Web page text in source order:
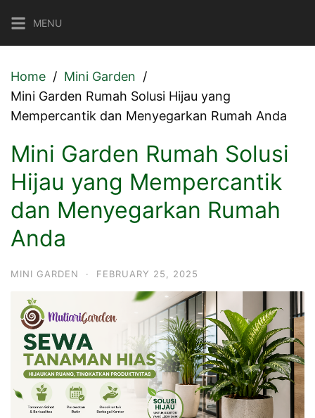
to
MENU
Home
Mini Garden
Mini Garden Rumah Solusi Hijau yang
Mempercantik dan Menyegarkan Rumah Anda
Mini Garden Rumah Solusi
Hijau yang Mempercantik
dan Menyegarkan Rumah
Anda
MINI GARDEN · FEBRUARY 25, 2025